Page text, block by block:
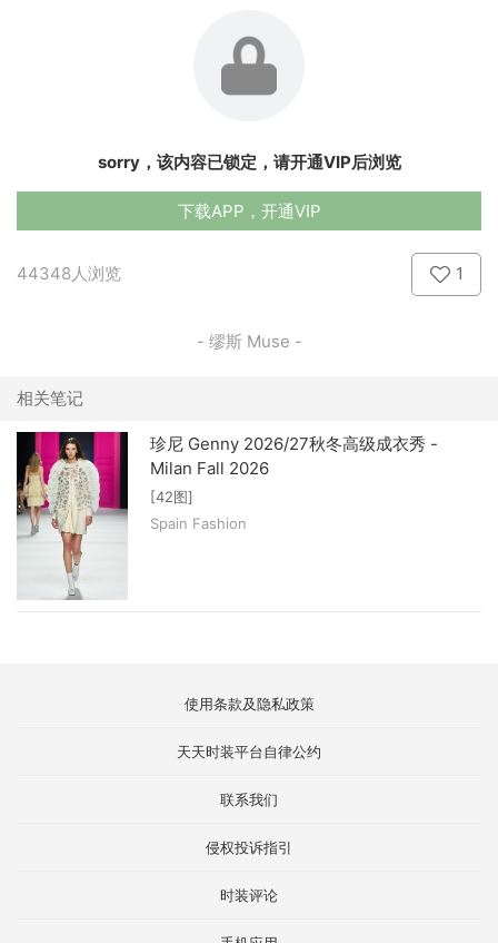
sorry，该内容已锁定，请开通VIP后浏览
下载APP，开通VIP
44348人浏览 1
- 缪斯 Muse -
相关笔记
珍尼 Genny 2026/27秋冬高级成衣秀 -
Milan Fall 2026
[42图]
Spain Fashion
使用条款及隐私政策
天天时装平台自律公约
联系我们
侵权投诉指引
时装评论